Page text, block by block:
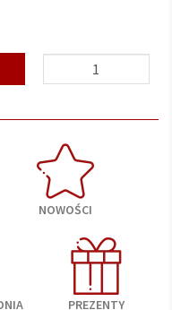
NOWOŚCI
PREZENTY